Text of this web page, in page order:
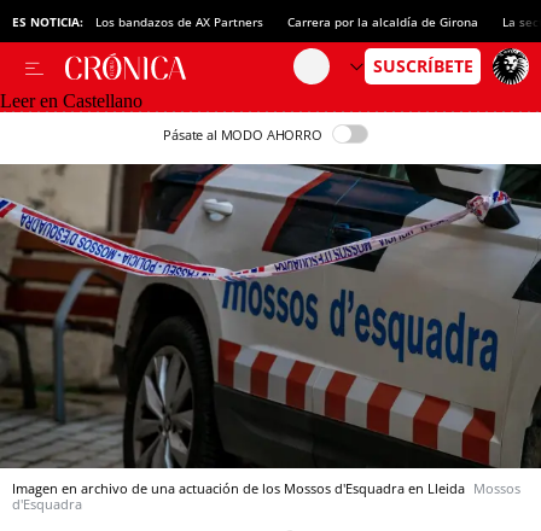
ES NOTICIA: Los bandazos de AX Partners Carrera por la alcaldía de Girona La
Leer en Castellano
Pásate al MODO AHORRO
Imagen en archivo de una actuación de los Mossos d'Esquadra en Lleida Mossos
d'Esquadra